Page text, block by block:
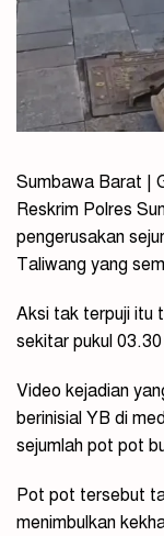
Sumbawa Barat |
Reskrim Polres
pengerusakan
Taliwang yang
Aksi tak terpuji itu
sekitar pukul
Video kejadian
berinisial YB di
sejumlah pot pot
Pot pot tersebut
menimbulkan